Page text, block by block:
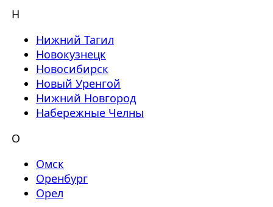
Н
Нижний Тагил
Новокузнецк
Новосибирск
Новый Уренгой
Нижний Новгород
Набережные Челны
О
Омск
Оренбург
Орел